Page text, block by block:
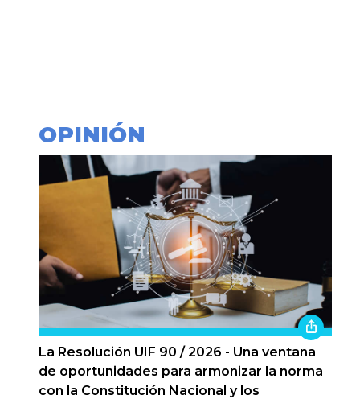
OPINIÓN
La Resolución UIF 90 / 2026 - Una ventana
de oportunidades para armonizar la norma
con la Constitución Nacional y los